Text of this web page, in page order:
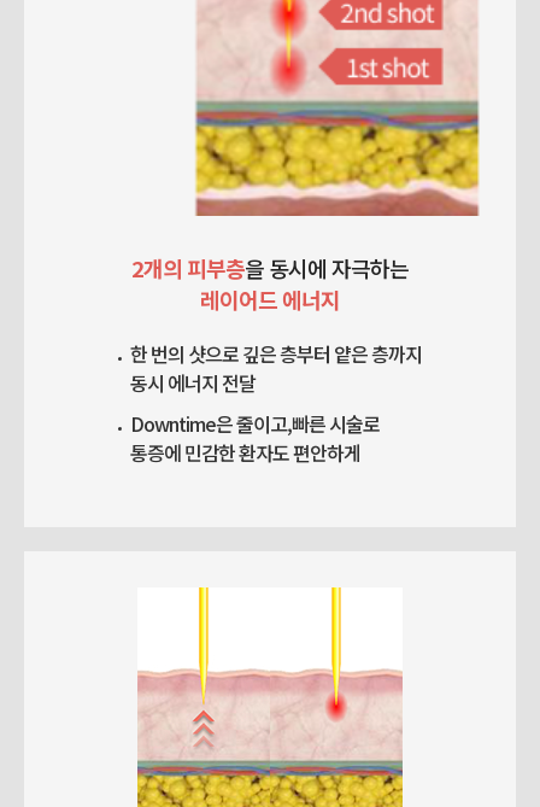
2개의 피부층을 동시에 자극하는
레이어드 에너지
한 번의 샷으로 깊은 층부터 얕은 층까지
동시 에너지 전달
Downtime은 줄이고,빠른 시술로
통증에 민감한 환자도 편안하게